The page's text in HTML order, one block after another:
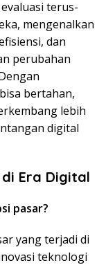
terus-
mengenalkan
dan
perubahan
bertahan,
lebih
digital
di Era Digital
pasar?
yang terjadi di
teknologi